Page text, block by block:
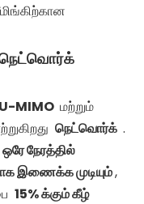
MIMO மற்றும்
நெட்வொர்க் .
ஒரே நேரத்தில்
இணைக்க முடியும்,
15% க்கும் கீழ்